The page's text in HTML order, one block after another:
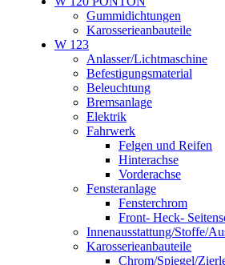
Gummidichtungen
Karosserieanbauteile
W 123
Anlasser/Lichtmaschine
Befestigungsmaterial
Beleuchtung
Bremsanlage
Elektrik
Fahrwerk
Felgen und Reifen
Hinterachse
Vorderachse
Fensteranlage
Fensterchrom
Front- Heck-
Innenausstattung/Stoffe/
Karosserieanbauteile
Chrom/Spiegel/